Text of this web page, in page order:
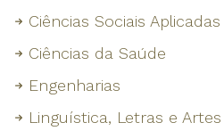
Ciências Sociais Aplicadas
Ciências da Saúde
Engenharias
Linguística, Letras e Artes